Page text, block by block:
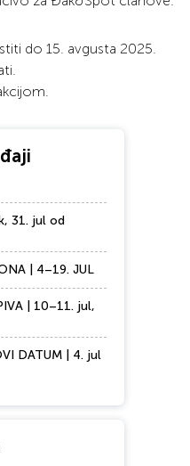
do 15. avgusta 2025.
31. jul od
| 4–19. JUL
| 10–11. jul,
DATUM | 4. jul